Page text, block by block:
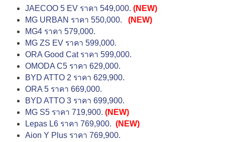
JAECOO 5 EV ราคา 549,000. (NEW)
MG URBAN ราคา 550,000.
(NEW)
MG4 ราคา 579,000.
MG ZS EV ราคา 599,000.
ORA Good Cat ราคา 599,000.
OMODA C5 ราคา 629,000.
BYD ATTO 2 ราคา 629,900.
ORA 5 ราคา 669,000.
BYD ATTO 3 ราคา 699,900.
MG S5 ราคา 719,900. (NEW)
Lepas L6 ราคา 769,900. (NEW)
Aion Y Plus ราคา 769,900.